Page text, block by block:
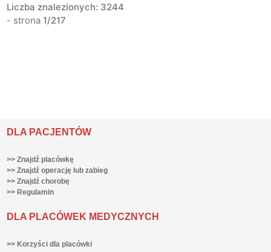
Liczba znalezionych: 3244
- strona 1/217
DLA PACJENTÓW
>> Znajdź placówkę
>> Znajdź operację lub zabieg
>> Znajdź chorobę
>> Regulamin
DLA PLACÓWEK MEDYCZNYCH
>> Korzyści dla placówki